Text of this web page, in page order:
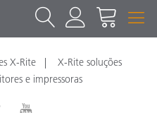
X-Rite
X-Rite soluções
e impressoras